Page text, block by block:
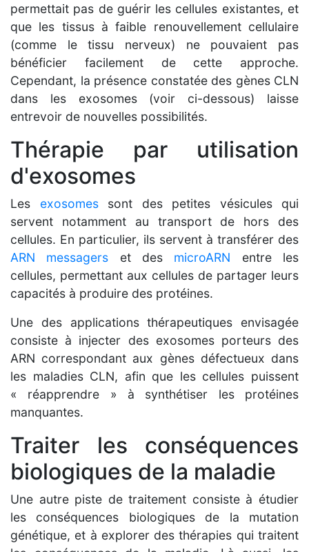
permettait pas de guérir les cellules existantes, et
que les tissus à faible renouvellement cellulaire
(comme le tissu nerveux) ne pouvaient pas
bénéficier facilement de cette approche.
Cependant, la présence constatée des gènes CLN
dans les exosomes (voir ci-dessous) laisse
entrevoir de nouvelles possibilités.
Thérapie par utilisation
d'exosomes
Les exosomessont des petites vésicules qui
servent notamment au transport de hors des
cellules. En particulier, ils servent à transférer des
ARN messagers et des microARN entre les
cellules, permettant aux cellules de partager leurs
capacités à produire des protéines.
Une des applications thérapeutiques envisagée
consiste à injecter des exosomes porteurs des
ARN correspondant aux gènes défectueux dans
les maladies CLN, afin que les cellules puissent
« réapprendre » à synthétiser les protéines
manquantes.
Traiter les conséquences
biologiques de la maladie
Une autre piste de traitement consiste à étudier
les conséquences biologiques de la mutation
génétique, et à explorer des thérapies qui traitent